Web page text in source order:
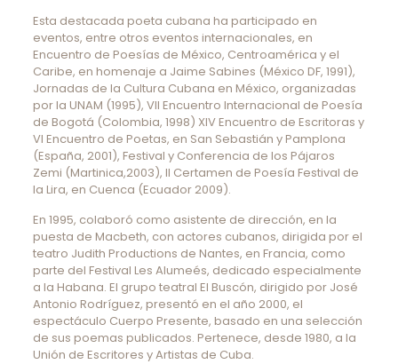
Esta destacada poeta cubana ha participado en
eventos, entre otros eventos internacionales, en
Encuentro de Poesías de México, Centroamérica y el
Caribe, en homenaje a Jaime Sabines (México DF, 1991),
Jornadas de la Cultura Cubana en México, organizadas
por la UNAM (1995), VII Encuentro Internacional de Poesía
de Bogotá (Colombia, 1998) XIV Encuentro de Escritoras y
VI Encuentro de Poetas, en San Sebastián y Pamplona
(España, 2001), Festival y Conferencia de los Pájaros
Zemi (Martinica,2003), II Certamen de Poesía Festival de
la Lira, en Cuenca (Ecuador 2009).
En 1995, colaboró como asistente de dirección, en la
puesta de Macbeth, con actores cubanos, dirigida por el
teatro Judith Productions de Nantes, en Francia, como
parte del Festival Les Alumeés, dedicado especialmente
a la Habana. El grupo teatral El Buscón, dirigido por José
Antonio Rodríguez, presentó en el año 2000, el
espectáculo Cuerpo Presente, basado en una selección
de sus poemas publicados. Pertenece, desde 1980, a la
Unión de Escritores y Artistas de Cuba.